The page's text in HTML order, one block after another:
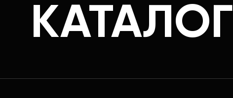
КАТАЛОГ